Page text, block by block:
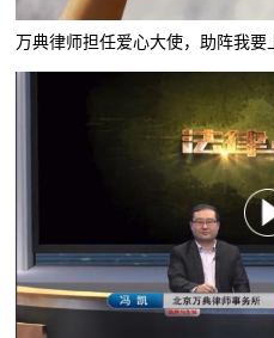
万典律师担任爱心大使，助阵我要